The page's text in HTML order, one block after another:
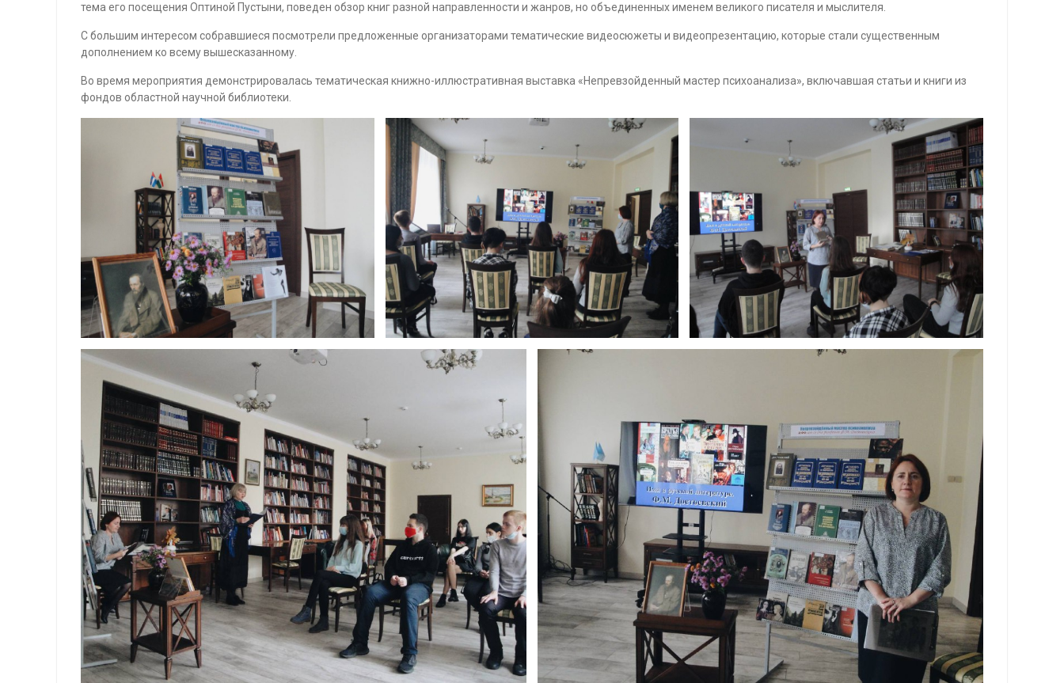
тема его посещения Оптиной Пустыни, поведен обзор книг разной направленности и жанров, но объединенных именем великого писателя и мыслителя.
С большим интересом собравшиеся посмотрели предложенные организаторами тематические видеосюжеты и видеопрезентацию, которые стали существенным
дополнением ко всему вышесказанному.
Во время мероприятия демонстрировалась тематическая книжно-иллюстративная выставка «Непревзойденный мастер психоанализа», включавшая статьи и книги из
фондов областной научной библиотеки.